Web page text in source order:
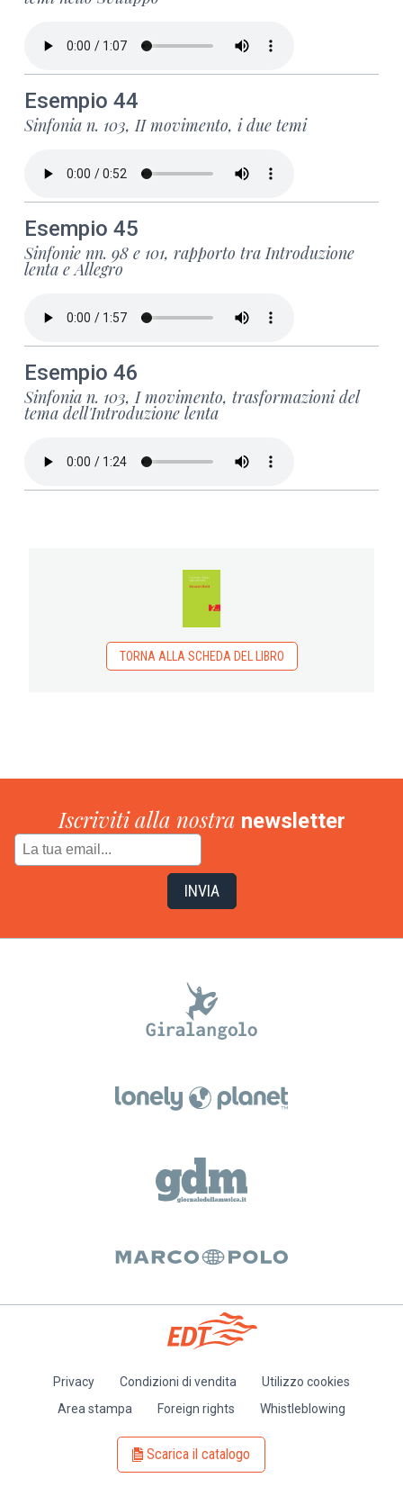
Esempio 44
Sinfonia n. 103, II movimento, i due temi
Esempio 45
Sinfonie nn. 98 e 101, rapporto tra Introduzione
lenta e Allegro
Esempio 46
Sinfonia n. 103, I movimento, trasformazioni del
tema dell'Introduzione lenta
TORNA ALLA SCHEDA DEL LIBRO
Iscriviti alla nostra newsletter
Privacy Condizioni di vendita
Utilizzo cookies
Area stampa
Foreign rights Whistleblowing
Scarica il catalogo